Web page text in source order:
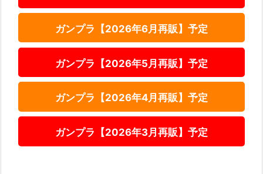
ガンプラ【2026年6月再販】予定
ガンプラ【2026年5月再販】予定
ガンプラ【2026年4月再販】予定
ガンプラ【2026年3月再販】予定